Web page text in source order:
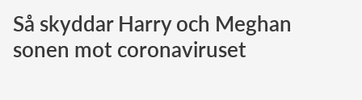
Norska kungahuset
Danska kungahuset
Så skyddar Harry och Meghan
sonen mot coronaviruset